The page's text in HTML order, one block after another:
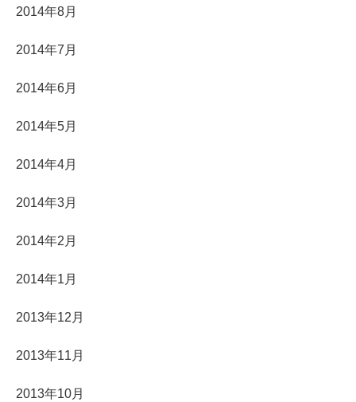
2014年8月
2014年7月
2014年6月
2014年5月
2014年4月
2014年3月
2014年2月
2014年1月
2013年12月
2013年11月
2013年10月